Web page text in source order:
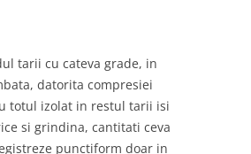
tarii cu cateva grade, in
datorita compresiei
totul izolat in restul tarii isi
si grindina, cantitati ceva
punctiform doar in